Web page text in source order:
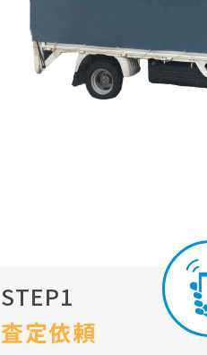
STEP1
査定依頼